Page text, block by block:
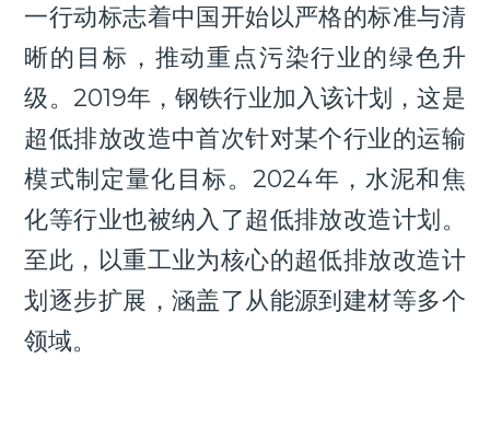
一行动标志着中国开始以严格的标准与清
晰的目标，推动重点污染行业的绿色升
级。2019年，钢铁行业加入该计划，这是
超低排放改造中首次针对某个行业的运输
模式制定量化目标。2024年，水泥和焦
化等行业也被纳入了超低排放改造计划。
至此，以重工业为核心的超低排放改造计
划逐步扩展，涵盖了从能源到建材等多个
领域。